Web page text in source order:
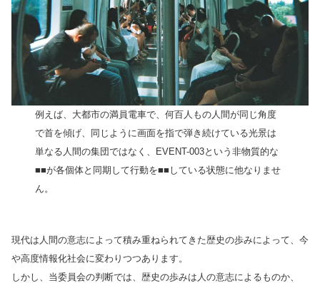
例えば、大都市の満員電車で、何百人もの人間が同じ角度
で首を傾げ、同じように画面を指で弾き続けている光景は
単なる人間の集団ではなく、EVENT-003という非物質的な
■■が各個体と同期して行動を■■している状態に他なりませ
ん。
現代は人間の意志によって積み重ねられてきた歴史の歩みによって、今
や高度情報化社会に変わりつつあります。
しかし、当委員会の判断では、歴史の歩みは人の意志によるものか、